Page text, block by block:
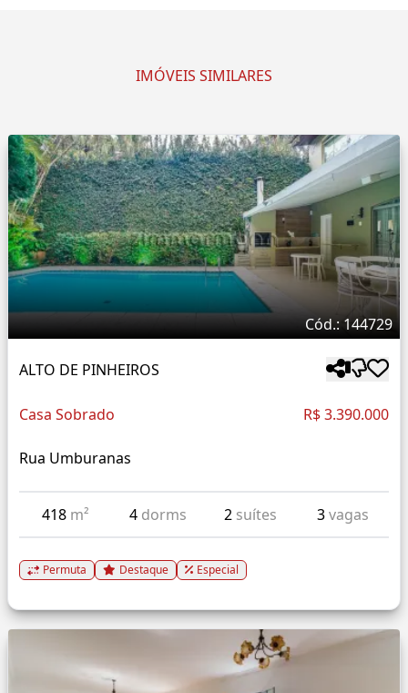
IMÓVEIS SIMILARES
Cód.: 144729
ALTO DE PINHEIROS
Casa Sobrado R$ 3.390.000
Rua Umburanas
418 m² 4 dorms 2 suítes 3vagas
Permuta Destaque Especial